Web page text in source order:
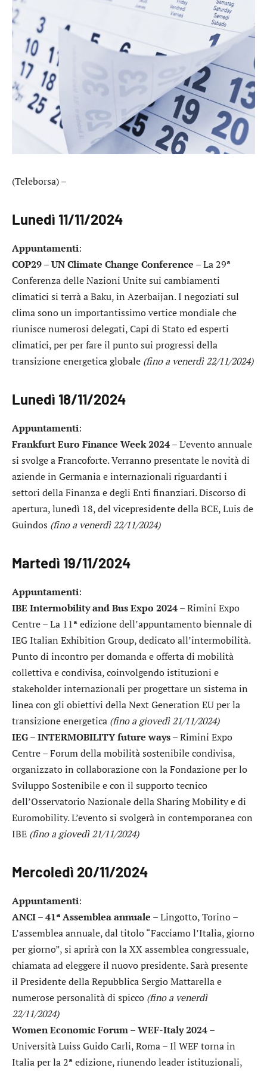
(Teleborsa) –
Lunedì 11/11/2024
Appuntamenti:
COP29 – UN Climate Change Conference – La 29ª
Conferenza delle Nazioni Unite sui cambiamenti
climatici si terrà a Baku, in Azerbaijan. I negoziati sul
clima sono un importantissimo vertice mondiale che
riunisce numerosi delegati, Capi di Stato ed esperti
climatici, per per fare il punto sui progressi della
transizione energetica globale (fino a venerdì 22/11/2024)
Lunedì 18/11/2024
Appuntamenti:
Frankfurt Euro Finance Week 2024– L’evento annuale
si svolge a Francoforte. Verranno presentate le novità di
aziende in Germania e internazionali riguardanti i
settori della Finanza e degli Enti finanziari. Discorso di
apertura, lunedì 18, del vicepresidente della BCE, Luis de
Guindos (fino a venerdì 22/11/2024)
Martedì 19/11/2024
Appuntamenti:
IBE Intermobility and Bus Expo 2024– Rimini Expo
Centre – La 11ª edizione dell’appuntamento biennale di
IEG Italian Exhibition Group, dedicato all’intermobilità.
Punto di incontro per domanda e offerta di mobilità
collettiva e condivisa, coinvolgendo istituzioni e
stakeholder internazionali per progettare un sistema in
linea con gli obiettivi della Next Generation EU per la
transizione energetica (fino a giovedì 21/11/2024)
IEG – INTERMOBILITY future ways– Rimini Expo
Centre – Forum della mobilità sostenibile condivisa,
organizzato in collaborazione con la Fondazione per lo
Sviluppo Sostenibile e con il supporto tecnico
dell’Osservatorio Nazionale della Sharing Mobility e di
Euromobility. L’evento si svolgerà in contemporanea con
IBE (fino a giovedì 21/11/2024)
Mercoledì 20/11/2024
Appuntamenti:
ANCI – 41ª Assemblea annuale – Lingotto, Torino –
L’assemblea annuale, dal titolo “Facciamo l’Italia, giorno
per giorno”, si aprirà con la XX assemblea congressuale,
chiamata ad eleggere il nuovo presidente. Sarà presente
il Presidente della Repubblica Sergio Mattarella e
numerose personalità di spicco (fino a venerdì
22/11/2024)
Women Economic Forum – WEF-Italy 2024–
Università Luiss Guido Carli, Roma – Il WEF torna in
Italia per la 2ª edizione, riunendo leader istituzionali,